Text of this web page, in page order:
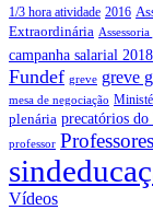
1/3 hora atividade 2016
Extraordinária
campanha salarial 2018
Fundef greve greve
mesa de negociação
plenária precatórios
professor Professores
Vídeos